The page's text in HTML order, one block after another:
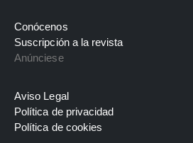
Conócenos
Suscripción a la revista
Anúnciese
Aviso Legal
Política de privacidad
Política de cookies